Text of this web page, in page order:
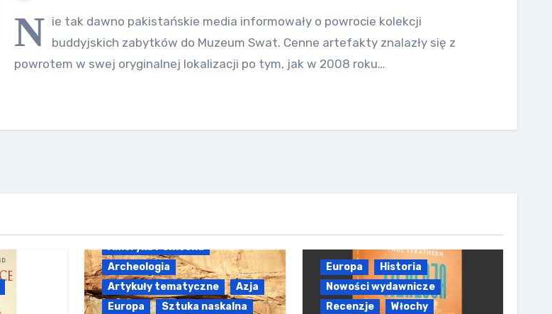
N ie tak dawno pakistańskie media informowały o powrocie kolekcji
buddyjskich zabytków do Muzeum Swat. Cenne artefakty znalazły się z
powrotem w swej oryginalnej lokalizacji po tym, jak w 2008 roku…
Ameryka Północna
Archeologia
Artykuły tematyczne
Azja
Europa
Sztuka naskalna
Europa
Historia
Nowości wydawnicze
Recenzje
Włochy